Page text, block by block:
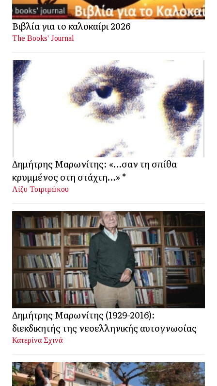
Βιβλία για το καλοκαίρι 2026
The Books' Journal
Δημήτρης Μαρωνίτης: «…σαν τη σπίθα
κρυμμένος στη στάχτη…» *
Λίζυ Τσιριμώκου
Δημήτρης Μαρωνίτης (1929-2016):
διεκδικητής της νεοελληνικής αυτογνωσίας
Κατερίνα Σχινά